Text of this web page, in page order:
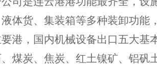
体货、集装箱等多种装卸功能
港，国内机械设备出口五大基
煤炭、焦炭、红土镍矿、铝矾